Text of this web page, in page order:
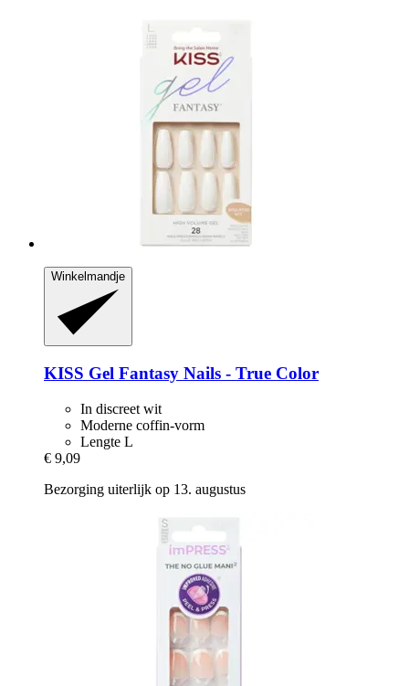
Winkelmandje
KISS Gel Fantasy Nails -​ True Color
In discreet wit
Moderne coffin-vorm
Lengte L
€ 9,09
Bezorging uiterlijk op 13. augustus